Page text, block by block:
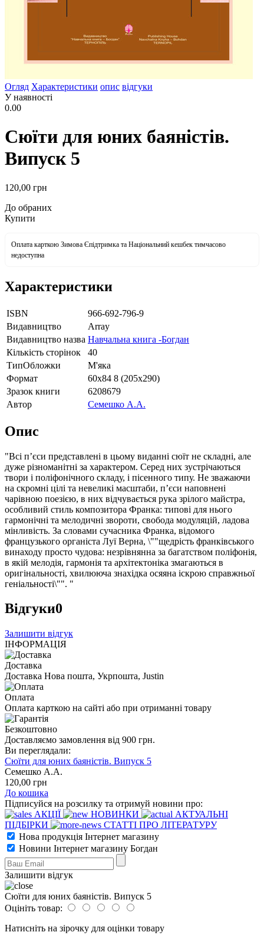
Огляд Характеристики опис відгуки
У наявності
0.00
Сюїти для юних баяністів.
Випуск 5
120,00 грн
До обраних
Купити
Оплата карткою Зимова Єпідтримка та Національний кешбек тимчасово
недоступна
Характеристики
ISBN
966-692-796-9
Видавництво
Array
Видавництво назва Навчальна книга -Богдан
Кількість сторінок
40
ТипОбложки
М'яка
Формат
60х84 8 (205х290)
Зразок книги
6208679
Автор
Семешко А.А.
Опис
"Всі п’єси представлені в цьому виданні сюїт не складні, але
дуже різноманітні за характером. Серед них зустрічаються
твори і поліфонічного складу, і пісенного типу. Не зважаючи
на скромні цілі та невеликі масштаби, п’єси наповнені
чарівною поезією, в них відчувається рука зрілого майстра,
особливий стиль композитора Франка: типові для нього
гармонічні та мелодичні звороти, свобода модуляцій, ладова
мінливість. За словами сучасника Франка, відомого
французького органіста Луї Верна, \""щедрість франківського
винаходу просто чудова: незрівнянна за багатством поліфонія,
в якій мелодія, гармонія та архітектоніка змагаються в
оригінальності, хвилююча знахідка осяяна іскрою справжньої
геніальності\"". "
Відгуки0
Залишити відгук
ІНФОРМАЦІЯ
Доставка
Доставка Нова пошта, Укрпошта, Justin
Оплата
Оплата карткою на сайті або при отриманні товару
Безкоштовно
Доставляємо замовлення від 900 грн.
Ви переглядали:
Сюїти для юних баяністів. Випуск 5
Семешко А.А.
120,00 грн
До кошика
Підписуйся на розсилку та отримуй новини про:
АКЦІЇ
НОВИНКИ
АКТУАЛЬНІ
ПІДБІРКИ
СТАТТІ ПРО ЛІТЕРАТУРУ
Нова продукція Інтернет магазину
Новини Інтернет магазину Богдан
Залишити відгук
Сюїти для юних баяністів. Випуск 5
Оцініть товар:
Натисніть на зірочку для оцінки товару